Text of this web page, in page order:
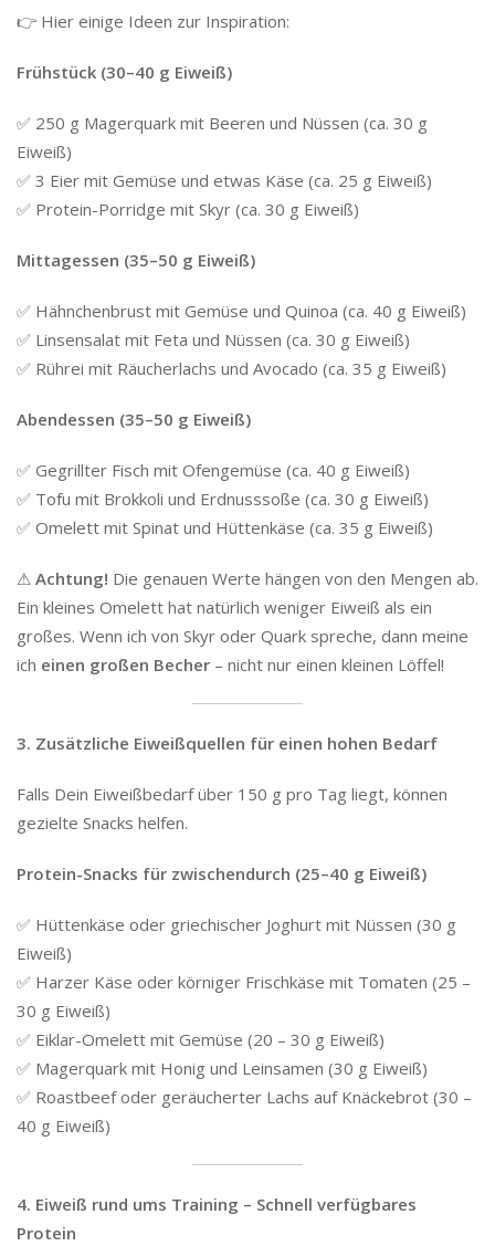
👉 Hier einige Ideen zur Inspiration:
Frühstück (30–40 g Eiweiß)
✅ 250 g Magerquark mit Beeren und Nüssen (ca. 30 g
Eiweiß)
✅ 3 Eier mit Gemüse und etwas Käse (ca. 25 g Eiweiß)
✅ Protein-Porridge mit Skyr (ca. 30 g Eiweiß)
Mittagessen (35–50 g Eiweiß)
✅ Hähnchenbrust mit Gemüse und Quinoa (ca. 40 g Eiweiß)
✅ Linsensalat mit Feta und Nüssen (ca. 30 g Eiweiß)
✅ Rührei mit Räucherlachs und Avocado (ca. 35 g Eiweiß)
Abendessen (35–50 g Eiweiß)
✅ Gegrillter Fisch mit Ofengemüse (ca. 40 g Eiweiß)
✅ Tofu mit Brokkoli und Erdnusssoße (ca. 30 g Eiweiß)
✅ Omelett mit Spinat und Hüttenkäse (ca. 35 g Eiweiß)
⚠ Achtung! Die genauen Werte hängen von den Mengen ab.
Ein kleines Omelett hat natürlich weniger Eiweiß als ein
großes. Wenn ich von Skyr oder Quark spreche, dann meine
ich einen großen Becher – nicht nur einen kleinen Löffel!
3. Zusätzliche Eiweißquellen für einen hohen Bedarf
Falls Dein Eiweißbedarf über 150 g pro Tag liegt, können
gezielte Snacks helfen.
Protein-Snacks für zwischendurch (25–40 g Eiweiß)
✅ Hüttenkäse oder griechischer Joghurt mit Nüssen (30 g
Eiweiß)
✅ Harzer Käse oder körniger Frischkäse mit Tomaten (25 –
30 g Eiweiß)
✅ Eiklar-Omelett mit Gemüse (20 – 30 g Eiweiß)
✅ Magerquark mit Honig und Leinsamen (30 g Eiweiß)
✅ Roastbeef oder geräucherter Lachs auf Knäckebrot (30 –
40 g Eiweiß)
4. Eiweiß rund ums Training – Schnell verfügbares
Protein